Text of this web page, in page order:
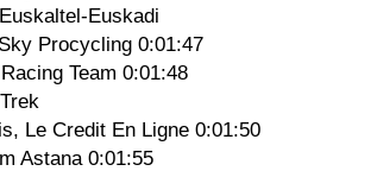
Euskadi
Procycling 0:01:47
Team 0:01:48
Le Credit En Ligne 0:01:50
Astana 0:01:55